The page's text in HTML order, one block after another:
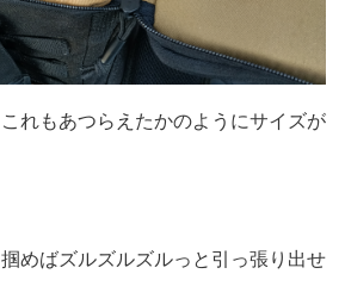
れもあつらえたかのようにサイズが
めばズルズルズルっと引っ張り出せ